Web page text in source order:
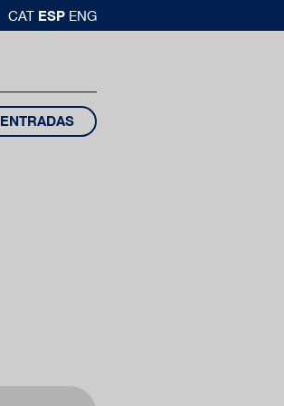
CAT ESP ENG
ENTRADAS